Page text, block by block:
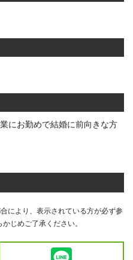
にお勤めで結婚に前向きな方
により、表示されている方が必ず参
じめご了承ください。